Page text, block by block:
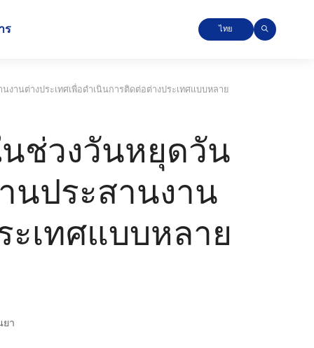
ร ไทย
านต่างประเทศเพื่อดําเนินการติดต่อต่างประเทศแบบหลาย
ช่วงวันหยุดวัน
นประสานงาน
ะเทศแบบหลาย
ยา